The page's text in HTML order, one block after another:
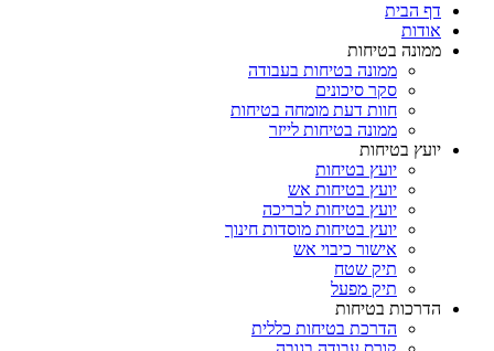
דף הבית
אודות
ממונה בטיחות
ממונה בטיחות בעבודה
סקר סיכונים
חוות דעת מומחה בטיחות
ממונה בטיחות לייזר
יועץ בטיחות
יועץ בטיחות
יועץ בטיחות אש
יועץ בטיחות לבריכה
יועץ בטיחות מוסדות חינוך
אישור כיבוי אש
תיק שטח
תיק מפעל
הדרכות בטיחות
הדרכת בטיחות כללית